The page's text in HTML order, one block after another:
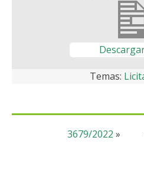
Temas:
3679/2022 »